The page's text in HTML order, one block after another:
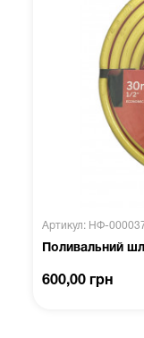
Артикул: НФ-
Поливальний
600,00 грн